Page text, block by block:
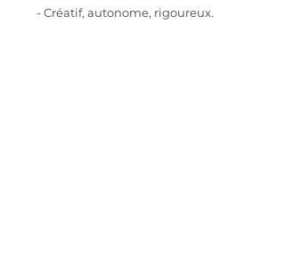
- Créatif, autonome, rigoureux.